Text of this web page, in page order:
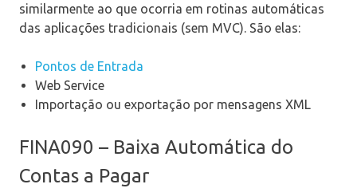
similarmente ao que ocorria em rotinas automáticas
das aplicações tradicionais (sem MVC). São elas:
Pontos de Entrada
Web Service
Importação ou exportação por mensagens XML
FINA090 – Baixa Automática do
Contas a Pagar